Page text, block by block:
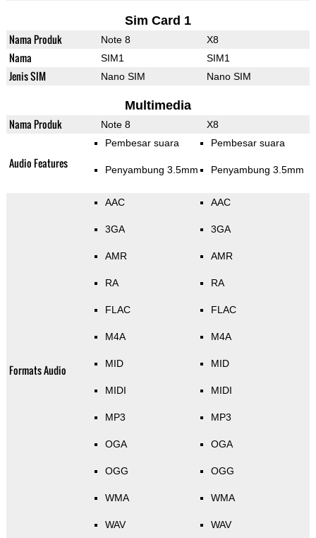
Sim Card 1
Nama Produk Note 8 X8
Nama SIM1 SIM1
Jenis SIM Nano SIM Nano SIM
Multimedia
Nama Produk Note 8 X8
Audio Features
Pembesar suara
Penyambung 3.5mm
Pembesar suara
Penyambung 3.5mm
Formats Audio
AAC
3GA
AMR
RA
FLAC
M4A
MID
MIDI
MP3
OGA
OGG
WMA
WAV
AAC
3GA
AMR
RA
FLAC
M4A
MID
MIDI
MP3
OGA
OGG
WMA
WAV